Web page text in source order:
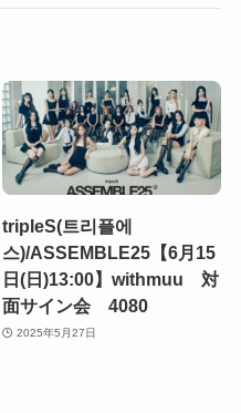
tripleS(트리플에
스)/ASSEMBLE25【6月15
日(日)13:00】withmuu 対
面サイン会 4080
2025年5月27日